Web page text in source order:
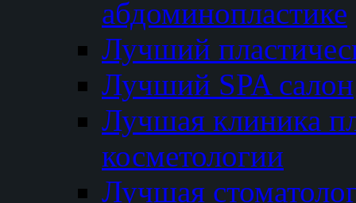
абдоминопластике
Лучший
Лучший SPA салон
Лучшая клиника
косметологии
Лучшая